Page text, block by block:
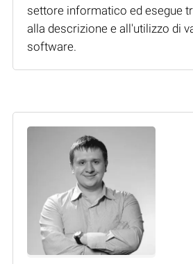
settore informatico ed esegue
alla descrizione e all'utilizzo di
software.